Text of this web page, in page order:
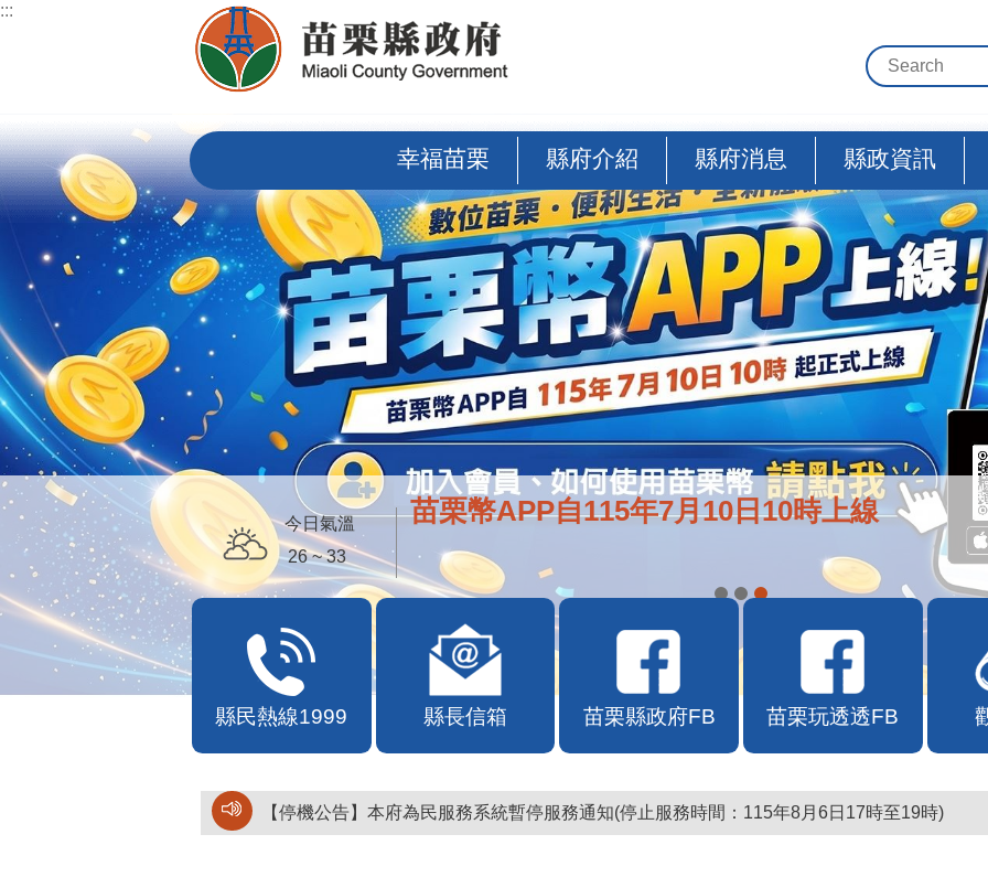
跳到主要內容區塊
:::
幸福苗栗 縣府介紹 縣府消息 縣政資訊
苗栗幣APP自115年7月10日10時上線
今日氣溫
26 ~ 33
縣民熱線1999 縣長信箱 苗栗縣政府FB 苗栗玩透透FB
【停機公告】本府為民服務系統暫停服務通知(停止服務時間：115年8月6日17時至19時)